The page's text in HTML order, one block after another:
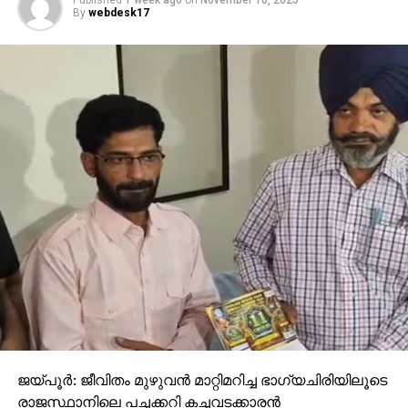
By webdesk17
ജയ്പൂര്‍: ജീവിതം മുഴുവന്‍ മാറ്റിമറിച്ച ഭാഗ്യചിരിയിലൂടെ
രാജസ്ഥാനിലെ പച്ചക്കറി കച്ചവടക്കാരന്‍